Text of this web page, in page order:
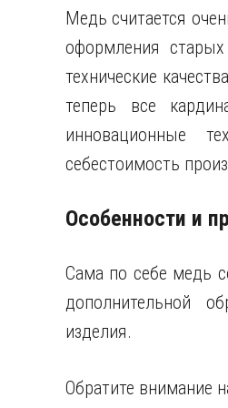
Медь считается
оформления
технические
теперь все
инновационные
себестоимость
Особенности и
Сама по себе медь
дополнительной
изделия.
Обратите внимание